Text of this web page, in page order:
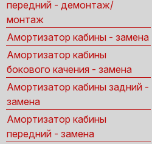
передний - демонтаж/
монтаж
Амортизатор кабины - замена
Амортизатор кабины
бокового качения - замена
Амортизатор кабины задний -
замена
Амортизатор кабины
передний - замена